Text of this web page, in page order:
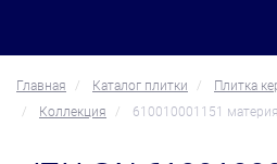
Главная Каталог плитки Плитка
Коллекция
610010001151